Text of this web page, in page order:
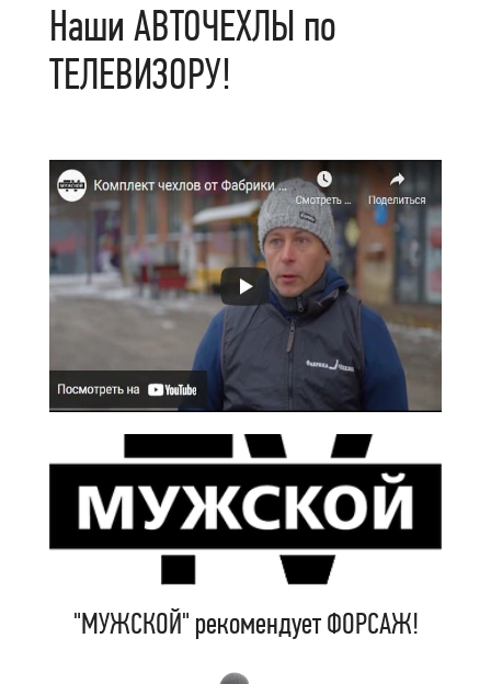
Наши АВТОЧЕХЛЫ по
ТЕЛЕВИЗОРУ!
"МУЖСКОЙ" рекомендует ФОРСАЖ!